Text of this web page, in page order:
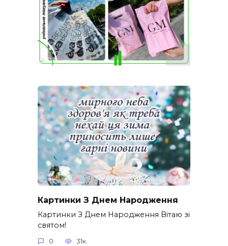
Картинки З Днем Народження
Картинки З Днем Народження Вітаю зі
святом!
0 31к.